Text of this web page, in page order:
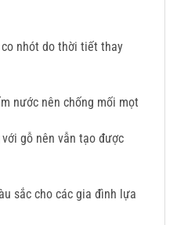
nhót do thời tiết thay
nước nên chống mối mọt
gỗ nên vẫn tạo được
sắc cho các gia đình lựa